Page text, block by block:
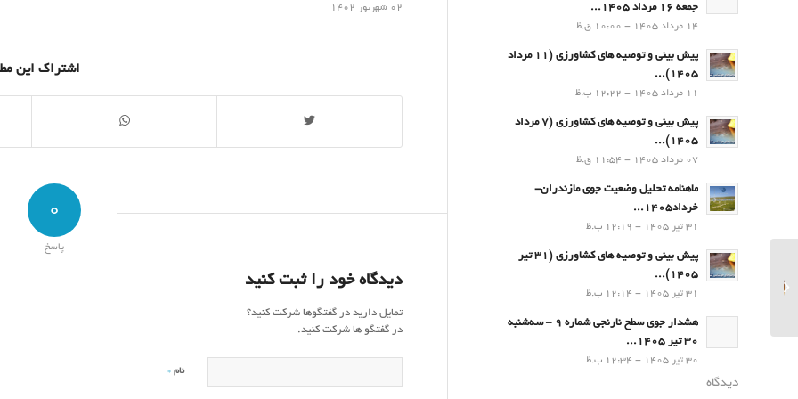
02 شهریور 1402
اشتراک این
0
پاسخ
دیدگاه خود را ثبت کنید
تمایل دارید در گفتگوها شرکت کنید؟
در گفتگو ها شرکت کنید.
نام *
جمعه 16 مرداد 1405...
14 مرداد 1405 - 10:00 ق.ظ
پیش بینی و توصیه های کشاورزی (11 مرداد
۱۴۰۵)...
11 مرداد 1405 - 12:22 ب.ظ
پیش بینی و توصیه های کشاورزی (7 مرداد
۱۴۰۵)...
07 مرداد 1405 - 11:54 ق.ظ
ماهنامه تحلیل وضعیت جوی مازندران-
خرداد1405...
31 تیر 1405 - 12:19 ب.ظ
پیش بینی و توصیه های کشاورزی (31 تیر
۱۴۰۵)...
31 تیر 1405 - 12:14 ب.ظ
هشدار جوی سطح نارنجی شماره 9 – سه‌شنبه
30 تیر 1405...
30 تیر 1405 - 12:34 ب.ظ
دیدگاه
پیش بینی و توصیه های